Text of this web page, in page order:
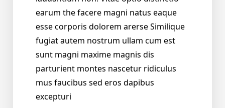
earum the facere magni natus eaque
esse corporis dolorem arerse Similique
fugiat autem nostrum ullam cum est
sunt magni maxime magnis dis
parturient montes nascetur ridiculus
mus faucibus sed eros dapibus
excepturi